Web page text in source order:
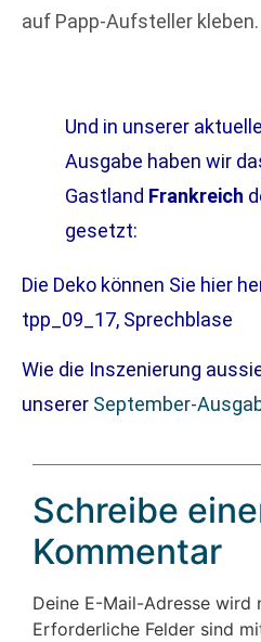
auf Papp-Aufsteller kleben.
Und in unserer
Ausgabe haben wir
Gastland Frankreich
gesetzt:
Die Deko können Sie hier
tpp_09_17, Sprechblase
Wie die Inszenierung
unserer September-
Schreibe
Kommentar
Deine E-Mail-Adresse
Erforderliche Felder sind